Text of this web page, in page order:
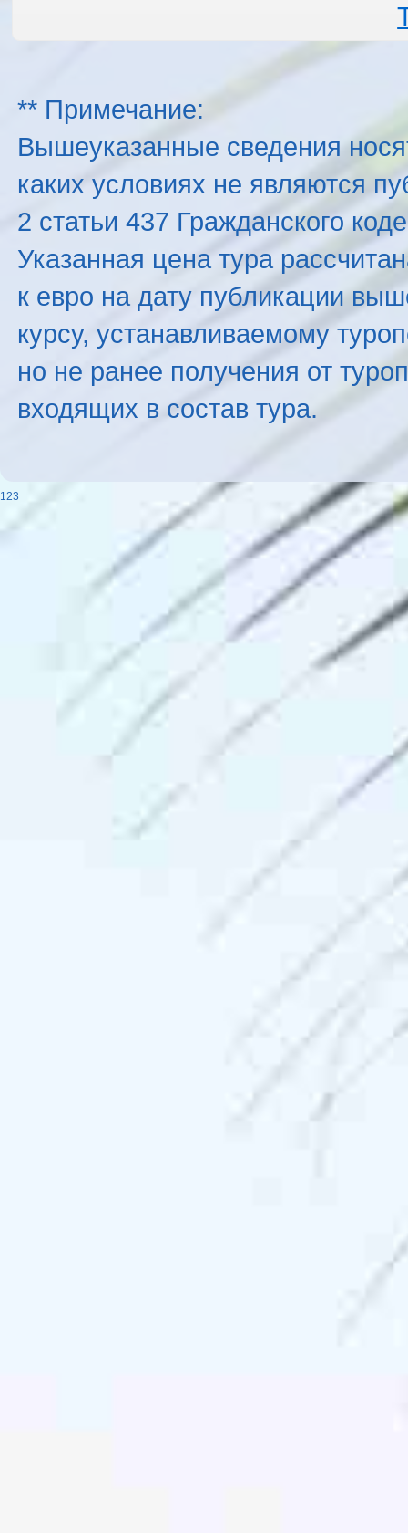
** Примечание:
Вышеуказанные сведения
каких условиях не являются
2 статьи 437 Гражданского
Указанная цена тура
к евро на дату публикации
курсу, устанавливаемому
но не ранее получения от
входящих в состав тура.
123